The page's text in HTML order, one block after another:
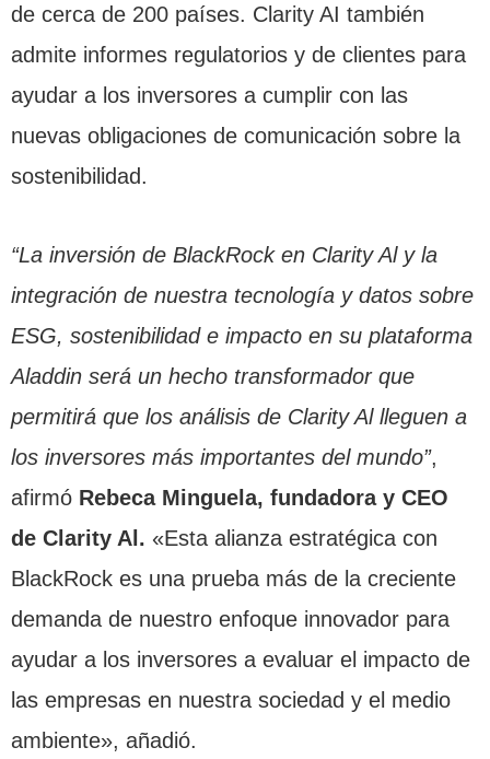
de cerca de 200 países. Clarity AI también
admite informes regulatorios y de clientes para
ayudar a los inversores a cumplir con las
nuevas obligaciones de comunicación sobre la
sostenibilidad.
“La inversión de BlackRock en Clarity Al y la
integración de nuestra tecnología y datos sobre
ESG, sostenibilidad e impacto en su plataforma
Aladdin será un hecho transformador que
permitirá que los análisis de Clarity Al lleguen a
los inversores más importantes del mundo”,
afirmó Rebeca Minguela, fundadora y CEO
de Clarity Al. «Esta alianza estratégica con
BlackRock es una prueba más de la creciente
demanda de nuestro enfoque innovador para
ayudar a los inversores a evaluar el impacto de
las empresas en nuestra sociedad y el medio
ambiente», añadió.